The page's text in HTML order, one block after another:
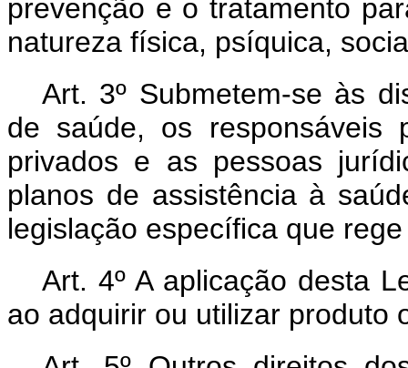
prevenção e o tratamento
natureza física, psíquica,
Art. 3º Submetem-se às
de saúde, os responsáveis
privados e as pessoas
planos de assistência à
legislação específica que
Art. 4º A aplicação desta
ao adquirir ou utilizar produto